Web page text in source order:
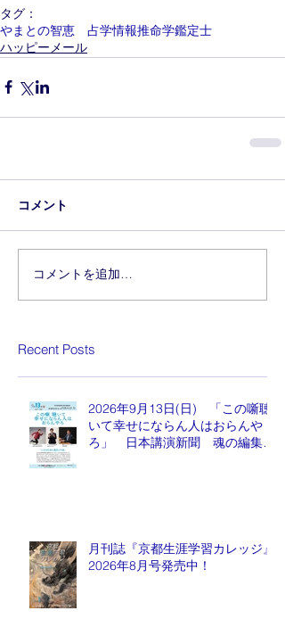
タグ：
やまとの智恵 占学情報推命学鑑定士
ハッピーメール
コメント
コメントを追加…
Recent Posts
2026年9月13日(日) 「この噺聴
いて幸せにならん人はおらんや
ろ」 日本講演新聞 魂の編集
月刊誌『京都生涯学習カレッジ』
2026年8月号発売中！